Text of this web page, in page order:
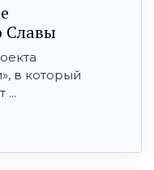
Славы
в который
...